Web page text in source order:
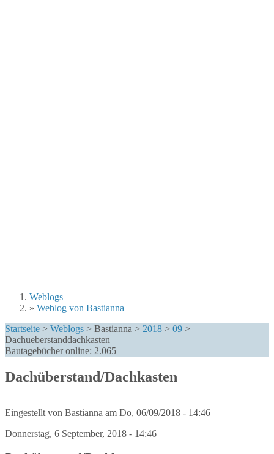
Sie sind hier
Weblogs
» Weblog von Bastianna
Startseite > Weblogs > Bastianna > 2018 > 09 >
Dachueberstanddachkasten
Bautagebücher online: 2.065
Dachüberstand/Dachkasten
Eingestellt von Bastianna am Do, 06/09/2018 - 14:46
Donnerstag, 6 September, 2018 - 14:46